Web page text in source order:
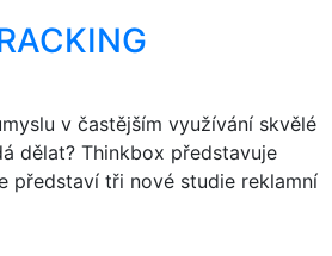
v častějším využívání skvělé
dělat? Thinkbox představuje
představí tři nové studie reklamní